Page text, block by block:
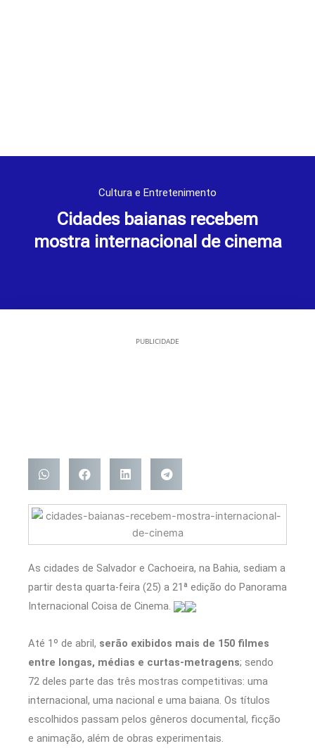
Cultura e Entretenimento
Cidades baianas recebem
mostra internacional de cinema
PUBLICIDADE
As cidades de Salvador e Cachoeira, na Bahia, sediam a
partir desta quarta-feira (25) a 21ª edição do Panorama
Internacional Coisa de Cinema.
Até 1º de abril, serão exibidos mais de 150 filmes
entre longas, médias e curtas-metragens; sendo
72 deles parte das três mostras competitivas: uma
internacional, uma nacional e uma baiana. Os títulos
escolhidos passam pelos gêneros documental, ficção
e animação, além de obras experimentais.